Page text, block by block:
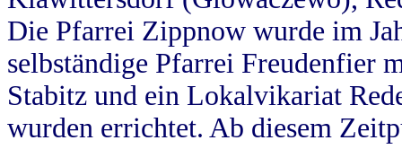
Die Pfarrei Zippnow wurde im
selbständige Pfarrei Freudenfier
Stabitz und ein Lokalvikariat
wurden errichtet. Ab diesem